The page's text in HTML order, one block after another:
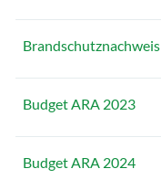
Brandschutznachweis
Budget ARA 2023
Budget ARA 2024